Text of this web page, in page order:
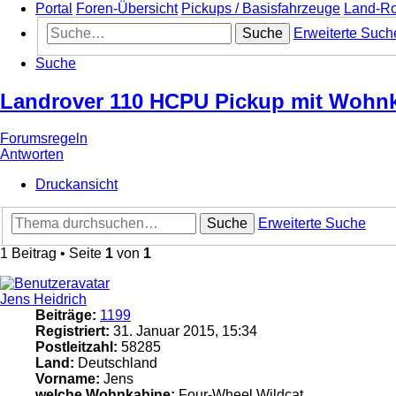
Portal
Foren-Übersicht Pickups / Basisfahrzeuge Land-
Suche
Erweiterte
Suche
Landrover 110 HCPU Pickup mit
Forumsregeln
Antworten
Druckansicht
Suche
Erweiterte Suche
1 Beitrag • Seite 1 von 1
Jens Heidrich
Beiträge: 1199
Registriert: 31. Januar 2015, 15:34
Postleitzahl: 58285
Land: Deutschland
Vorname: Jens